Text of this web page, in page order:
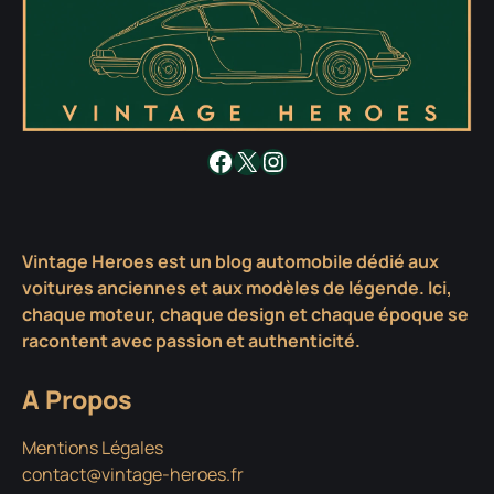
Facebook
X Instagram
Vintage Heroes est un blog automobile dédié aux
voitures anciennes et aux modèles de légende. Ici,
chaque moteur, chaque design et chaque époque se
racontent avec passion et authenticité.
A Propos
Mentions Légales
contact@vintage-heroes.fr